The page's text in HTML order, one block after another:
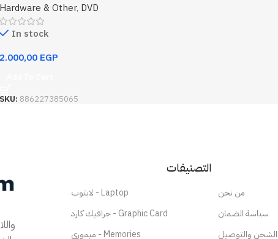
Hardware & Other, DVD
In stock
2.000,00 EGP
SKU: 886227385065
التصنيفات
لابتوب - Laptop
جرافيك كارد - Graphic Card
ميموري - Memories
من نحن
سياسة الضمان
والتوصيل